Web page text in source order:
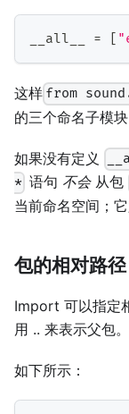
__all__ = [
这样 from
的三个命名子模块
如果没有定义
* 语句 不会从包
当前命名空间；
包的相对路径
Import 可以指定
用 .. 来表示父包。
如下所示：